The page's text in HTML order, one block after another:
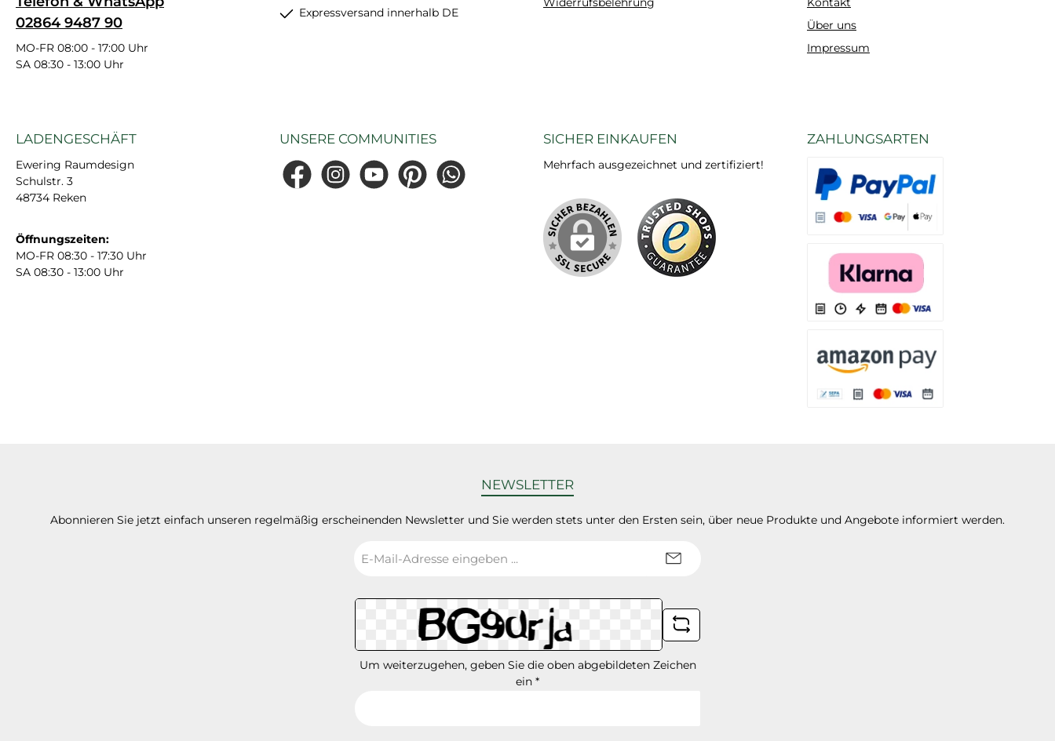
02864 9487 90
MO-FR 08:00 - 17:00 Uhr
SA 08:30 - 13:00 Uhr
Expressversand innerhalb DE
Über uns
Impressum
LADENGESCHÄFT
Ewering Raumdesign
Schulstr. 3
48734 Reken
Öffnungszeiten:
MO-FR 08:30 - 17:30 Uhr
SA 08:30 - 13:00 Uhr
UNSERE COMMUNITIES
FacebookInstagramYouTubePinterestWhatsApp
SICHER EINKAUFEN
Mehrfach ausgezeichnet und zertifiziert!
ZAHLUNGSARTEN
NEWSLETTER
Abonnieren Sie jetzt einfach unseren regelmäßig erscheinenden Newsletter und Sie werden stets unter den Ersten sein, über neue Produkte und Angebote informiert werden.
Mail-
*
Um weiterzugehen, geben Sie die oben abgebildeten Zeichen
ein *